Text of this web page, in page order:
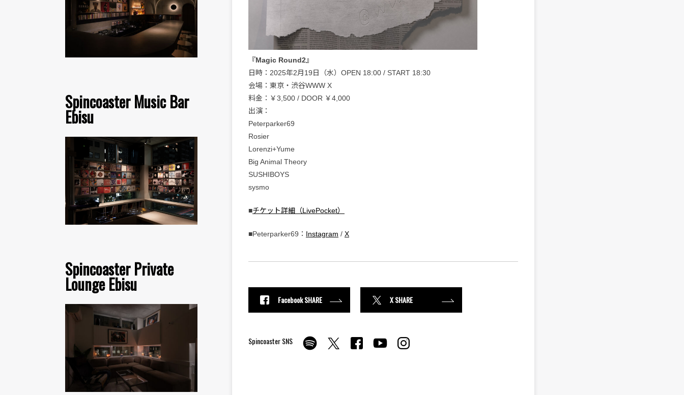
Spincoaster Music Bar
Ebisu
Spincoaster Private
Lounge Ebisu
『Magic Round2』
日時：2025年2月19日（水）OPEN 18:00 / START 18:30
会場：東京・渋谷WWW X
料金：￥3,500 / DOOR ￥4,000
出演：
Peterparker69
Rosier
Lorenzi+Yume
Big Animal Theory
SUSHIBOYS
sysmo
■チケット詳細（LivePocket）
■Peterparker69： Instagram / X
Facebook SHARE X SHARE
Spincoaster SNS